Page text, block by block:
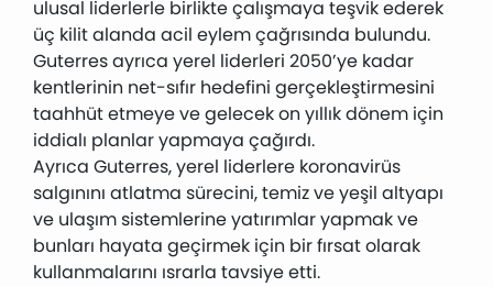
ulusal liderlerle birlikte çalışmaya teşvik ederek
üç kilit alanda acil eylem çağrısında bulundu.
Guterres ayrıca yerel liderleri 2050’ye kadar
kentlerinin net-sıfır hedefini gerçekleştirmesini
taahhüt etmeye ve gelecek on yıllık dönem için
iddialı planlar yapmaya çağırdı.
Ayrıca Guterres, yerel liderlere koronavirüs
salgınını atlatma sürecini, temiz ve yeşil altyapı
ve ulaşım sistemlerine yatırımlar yapmak ve
bunları hayata geçirmek için bir fırsat olarak
kullanmalarını ısrarla tavsiye etti.